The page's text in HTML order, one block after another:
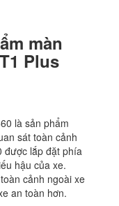
màn
Plus
là sản phẩm
sát toàn cảnh
được lắp đặt phía
hậu của xe.
cảnh ngoài xe
an toàn hơn.